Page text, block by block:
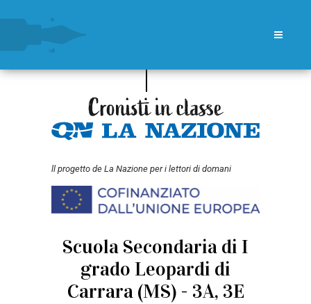
ll progetto de La Nazione per i lettori di domani
Scuola Secondaria di I
grado Leopardi di
Carrara (MS) - 3A, 3E